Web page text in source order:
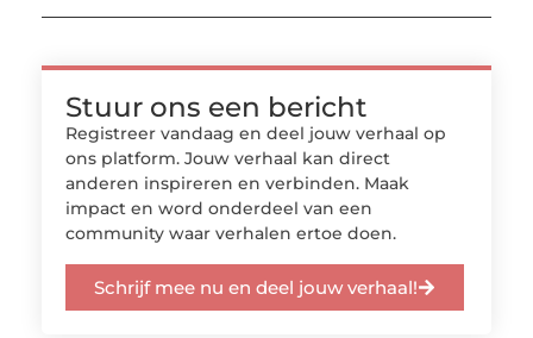
Stuur ons een bericht
Registreer vandaag en deel jouw verhaal op
ons platform. Jouw verhaal kan direct
anderen inspireren en verbinden. Maak
impact en word onderdeel van een
community waar verhalen ertoe doen.
Schrijf mee nu en deel jouw verhaal!